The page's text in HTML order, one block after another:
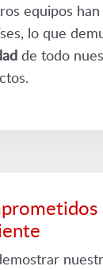
equipos
lo que
de todo